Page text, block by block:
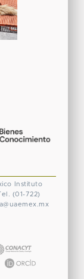
Instituto
(01-722)